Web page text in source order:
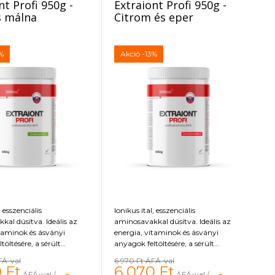
jelentősen emeli a test természetes
növekedési hormon (GH) szintjét.
természetesen termelődő
növekedési hormon szintet.
Profi 950g -
málna
dúsítva. Ideális az
és ásványi
a sérült
val
Extraiont Profi 950g -
Citrom és eper
Akció -13%
Ionikus ital, esszenciális
aminosavakkal dúsítva. Ideális az
energia, vitaminok és ásványi
anyagok feltöltésére, a sérült
6 970 FtÁFÁ-val